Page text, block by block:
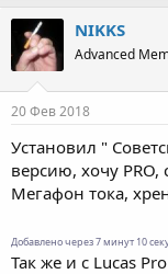
NIKKS
Advanced
20 Фев 2018
Установил "
версию, хочу PRO,
Мегафон тока,
Добавлено через 7 минут 10
Так же и с Lucas